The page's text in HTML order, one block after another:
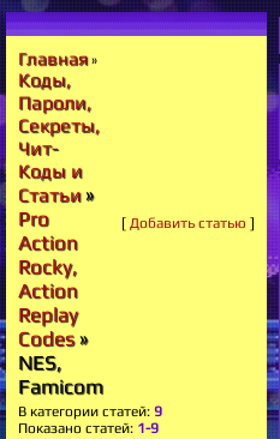
Главная»
Коды,
Пароли,
Секреты,
Чит-
Коды и
Статьи»
Pro
Action
Rocky,
Action
Replay
Codes»
NES,
Famicom
[ Добавить статью ]
В категории статей: 9
Показано статей: 1-9